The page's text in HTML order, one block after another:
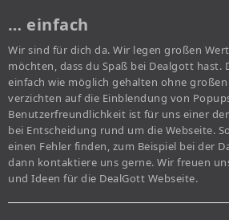
… einfach
Wir sind für dich da. Wir legen großen
möchten, dass du Spaß bei Dealgott hast.
einfach wie möglich gehalten ohne großen
verzichten auf die Einblendung von
Benutzerfreundlichkeit ist für uns einer
bei Entscheidung rund um die Webseite.
einen Fehler finden, zum Beispiel bei der
dann kontaktiere uns gerne. Wir freuen
und Ideen für die DealGott Webseite.